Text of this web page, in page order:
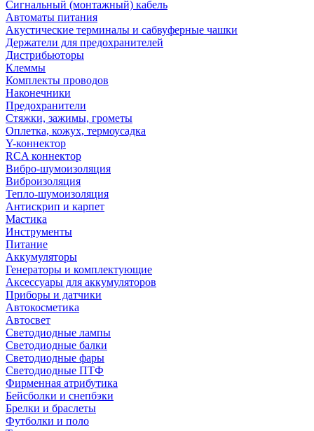
Сигнальный (монтажный) кабель
Автоматы питания
Акустические терминалы и сабвуферные чашки
Держатели для предохранителей
Дистрибьюторы
Клеммы
Комплекты проводов
Наконечники
Предохранители
Стяжки, зажимы, грометы
Оплетка, кожух, термоусадка
Y-коннектор
RCA коннектор
Вибро-шумоизоляция
Виброизоляция
Тепло-шумоизоляция
Антискрип и карпет
Мастика
Инструменты
Питание
Аккумуляторы
Генераторы и комплектующие
Аксессуары для аккумуляторов
Приборы и датчики
Автокосметика
Автосвет
Светодиодные лампы
Светодиодные балки
Светодиодные фары
Светодиодные ПТФ
Фирменная атрибутика
Бейсболки и снепбэки
Брелки и браслеты
Футболки и поло